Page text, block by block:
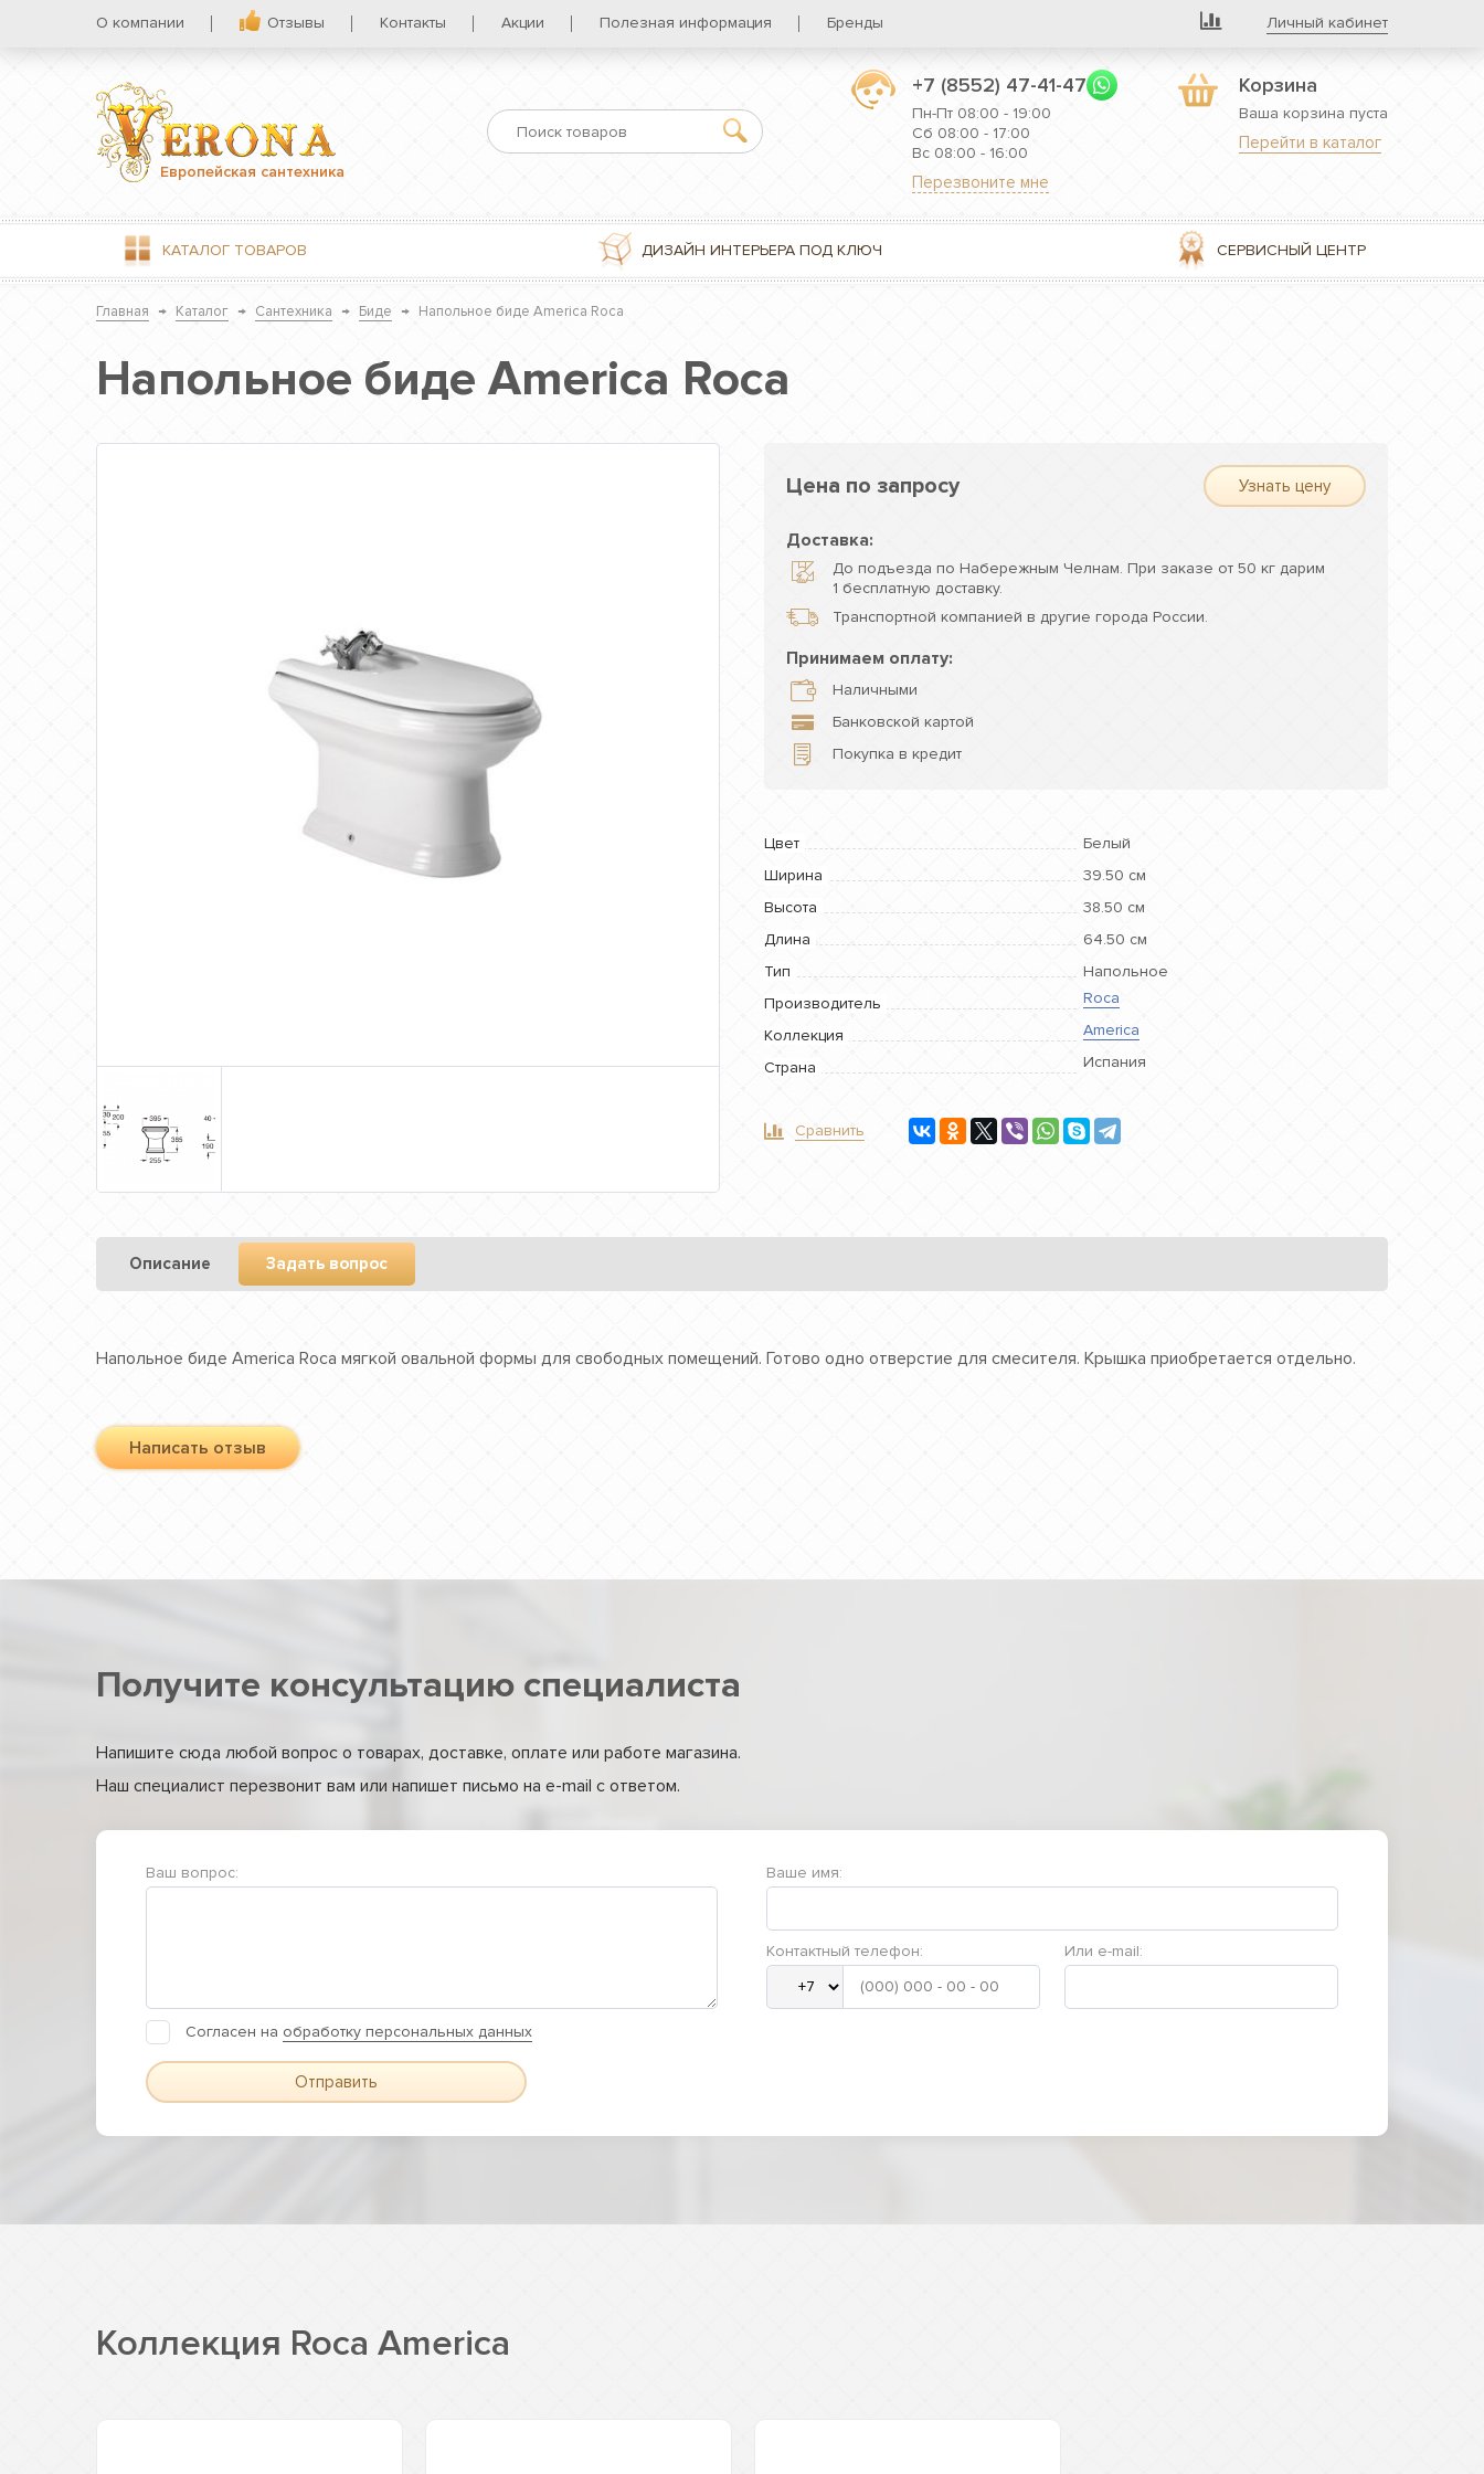
О компании Отзывы Контакты Акции Полезная информация Бренды Личный кабинет
Европейская сантехника
Корзина
Ваша корзина пуста
Перейти в каталог
+7 (8552) 47-41-47
Пн-Пт 08:00 - 19:00
Сб 08:00 - 17:00
Вс 08:00 - 16:00
Перезвоните мне
КАТАЛОГ ТОВАРОВ ДИЗАЙН ИНТЕРЬЕРА ПОД КЛЮЧ СЕРВИСНЫЙ ЦЕНТР
Главная → Каталог → Сантехника → Биде → Напольное биде America Roca
Напольное биде America Roca
Цена по запросу Узнать цену
Доставка:
До подъезда по Набережным Челнам. При заказе от 50 кг дарим
1 бесплатную доставку.
Транспортной компанией в другие города России.
Принимаем оплату:
Наличными
Банковской картой
Покупка в кредит
Цвет
Белый
Ширина
39.50 см
Высота
38.50 см
Длина
64.50 см
Тип
Напольное
Производитель
Roca
Коллекция
America
Страна
Испания
Сравнить
Описание Задать вопрос
Напольное биде America Roca мягкой овальной формы для свободных помещений. Готово одно отверстие для смесителя. Крышка приобретается отдельно.
Написать отзыв
Получите консультацию специалиста
Напишите сюда любой вопрос о товарах, доставке, оплате или работе магазина.
Наш специалист перезвонит вам или напишет письмо на e-mail с ответом.
Ваш вопрос: Ваше имя:
Контактный телефон: Или e-mail:
Согласен на обработку персональных данных
Отправить
Коллекция Roca America